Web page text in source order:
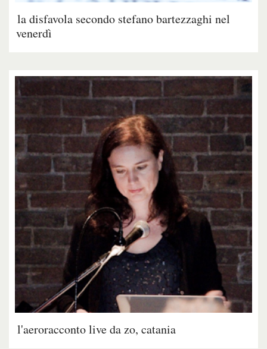
la disfavola secondo stefano bartezzaghi nel
venerdì
l'aeroracconto live da zo, catania